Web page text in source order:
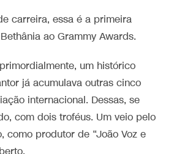
carreira, essa é a primeira
ao Grammy Awards.
um histórico
já acumulava outras cinco
internacional. Dessas, se
com dois troféus. Um veio pelo
como produtor de “João Voz e